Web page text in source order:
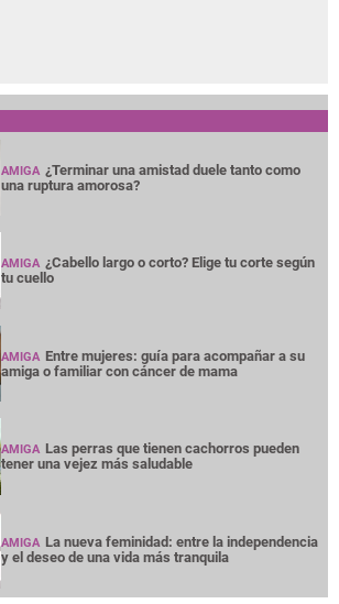
AMIGA ¿Terminar una amistad duele tanto como
una ruptura amorosa?
AMIGA ¿Cabello largo o corto? Elige tu corte según
tu cuello
AMIGA Entre mujeres: guía para acompañar a su
amiga o familiar con cáncer de mama
AMIGA Las perras que tienen cachorros pueden
tener una vejez más saludable
AMIGA La nueva feminidad: entre la independencia
y el deseo de una vida más tranquila